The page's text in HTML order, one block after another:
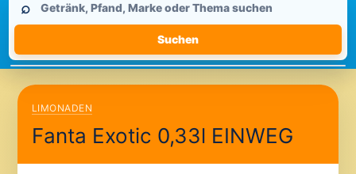
durchsuchen
⌕
Suchen
LIMONADEN
Fanta Exotic 0,33l EINWEG